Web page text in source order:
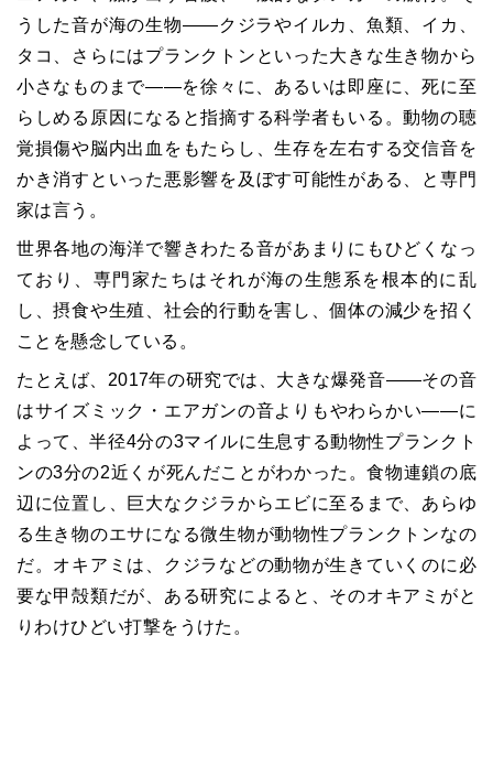
うした音が海の生物――クジラやイルカ、魚類、イカ、
タコ、さらにはプランクトンといった大きな生き物から
小さなものまで――を徐々に、あるいは即座に、死に至
らしめる原因になると指摘する科学者もいる。動物の聴
覚損傷や脳内出血をもたらし、生存を左右する交信音を
かき消すといった悪影響を及ぼす可能性がある、と専門
家は言う。
世界各地の海洋で響きわたる音があまりにもひどくなっ
ており、専門家たちはそれが海の生態系を根本的に乱
し、摂食や生殖、社会的行動を害し、個体の減少を招く
ことを懸念している。
たとえば、2017年の研究では、大きな爆発音――その音
はサイズミック・エアガンの音よりもやわらかい――に
よって、半径4分の3マイルに生息する動物性プランクト
ンの3分の2近くが死んだことがわかった。食物連鎖の底
辺に位置し、巨大なクジラからエビに至るまで、あらゆ
る生き物のエサになる微生物が動物性プランクトンなの
だ。オキアミは、クジラなどの動物が生きていくのに必
要な甲殻類だが、ある研究によると、そのオキアミがと
りわけひどい打撃をうけた。